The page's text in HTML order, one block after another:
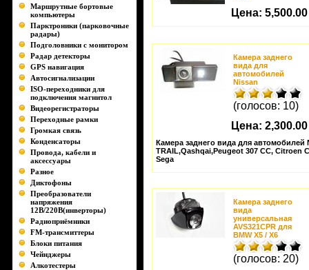
Маршрутные бортовые
компьютеры
Парктроники (парковочные
радары)
Подголовники с монитором
Радар детекторы
GPS навигация
Автосигнализации
ISO-переходники для
подключения магнитол
Видеорегистраторы
Переходные рамки
Громкая связь
Конденсаторы
Провода, кабели и
аксессуары
Разное
Диктофоны
Преобразователи
напряжения
12В/220В(инверторы)
Радиоприёмники
FM-трансмиттеры
Блоки питания
Чейнджеры
Алкотестеры
Цена:
Камера заднего
вида для
автомобилей
Nissan
(голосов: 10)
Цена:
Камера заднего вида для автомобилей
TRAIL,Qashqai,Peugeot 307 CC, Citroen
Sega
Камера заднего
вида
универсальная
AVS321CPR для
BMW X5 / X6
(голосов: 20)